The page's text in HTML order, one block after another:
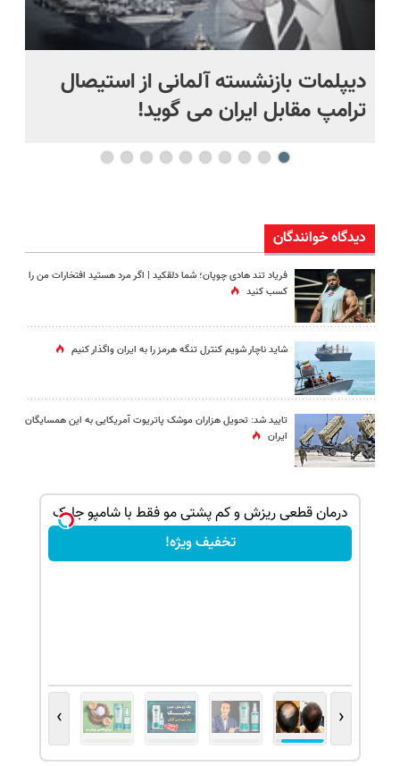
دیپلمات بازنشسته آلمانی از استیصال
ترامپ مقابل ایران می گوید!
دیدگاه خوانندگان
فریاد تند هادی چوپان؛‌ شما دلقکید | اگر مرد هستید افتخارات من را
کسب کنید
شاید ناچار شویم کنترل تنگه هرمز را به ایران واگذار کنیم
تایید شد: تحویل هزاران موشک پاتریوت آمریکایی به این همسایگان
ایران
درمان قطعی ریزش و کم پشتی مو فقط با شامپو جلبک
تخفیف ویژه!
‹
›